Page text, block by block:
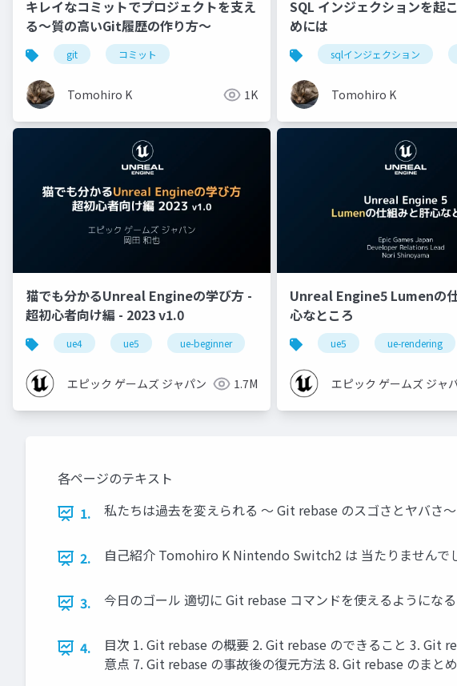
キレイなコミットでプロジェクトを支え
る～質の高いGit履歴の作り方～
git コミット
Tomohiro K 1K
SQL インジェクションを起
めには
sqlインジェクション
Tomohiro K
猫でも分かるUnreal Engineの学び方 -
超初心者向け編 - 2023 v1.0
ue4 ue5 ue-beginner
エピック ゲームズ ジャパン 1.7M
Unreal Engine5 Lumenの
心なところ
ue5 ue-rendering
エピック ゲームズ ジャ
各ページのテキスト
1.
私たちは過去を変えられる 〜 Git rebase のスゴさとヤバさ
2. 自己紹介 Tomohiro K Nintendo Switch2 は 当たりませんで
3. 今日のゴール 適切に Git rebase コマンドを使えるようにな
4.
目次 1. Git rebase の概要 2. Git rebase のできること 3. Git
意点 7. Git rebase の事故後の復元方法 8. Git rebase のまと